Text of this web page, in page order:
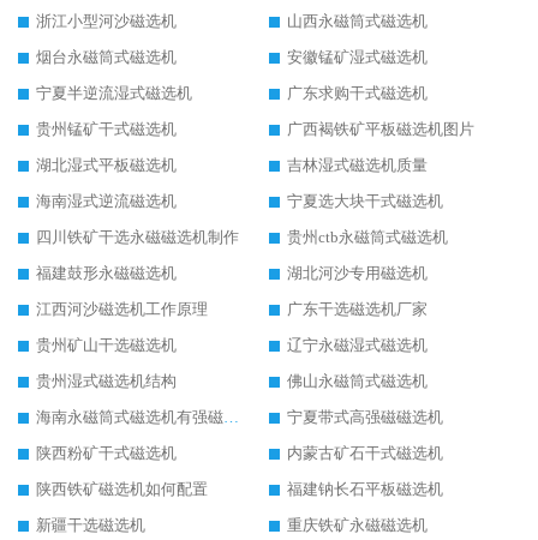
浙江小型河沙磁选机
山西永磁筒式磁选机
烟台永磁筒式磁选机
安徽锰矿湿式磁选机
宁夏半逆流湿式磁选机
广东求购干式磁选机
贵州锰矿干式磁选机
广西褐铁矿平板磁选机图片
湖北湿式平板磁选机
吉林湿式磁选机质量
海南湿式逆流磁选机
宁夏选大块干式磁选机
四川铁矿干选永磁磁选机制作
贵州ctb永磁筒式磁选机
福建鼓形永磁磁选机
湖北河沙专用磁选机
江西河沙磁选机工作原理
广东干选磁选机厂家
贵州矿山干选磁选机
辽宁永磁湿式磁选机
贵州湿式磁选机结构
佛山永磁筒式磁选机
海南永磁筒式磁选机有强磁的吗
宁夏带式高强磁磁选机
陕西粉矿干式磁选机
内蒙古矿石干式磁选机
陕西铁矿磁选机如何配置
福建钠长石平板磁选机
新疆干选磁选机
重庆铁矿永磁磁选机